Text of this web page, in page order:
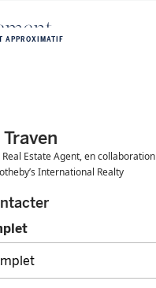
APPROXIMATIF
Estate Agent, en collaboration
International Realty